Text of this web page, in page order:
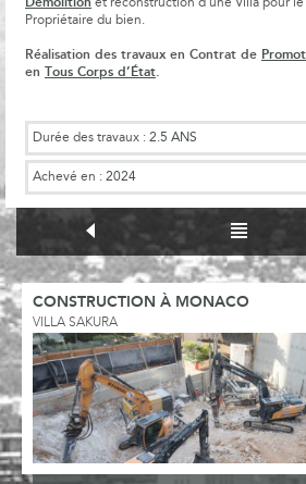
et reconstruction d’une Villa pour
Propriétaire du bien.
Réalisation des travaux en Contrat de
en Tous Corps d’État
Durée des travaux : 2.5 ANS
Achevé en : 2024
CONSTRUCTION À MONACO
VILLA SAKURA